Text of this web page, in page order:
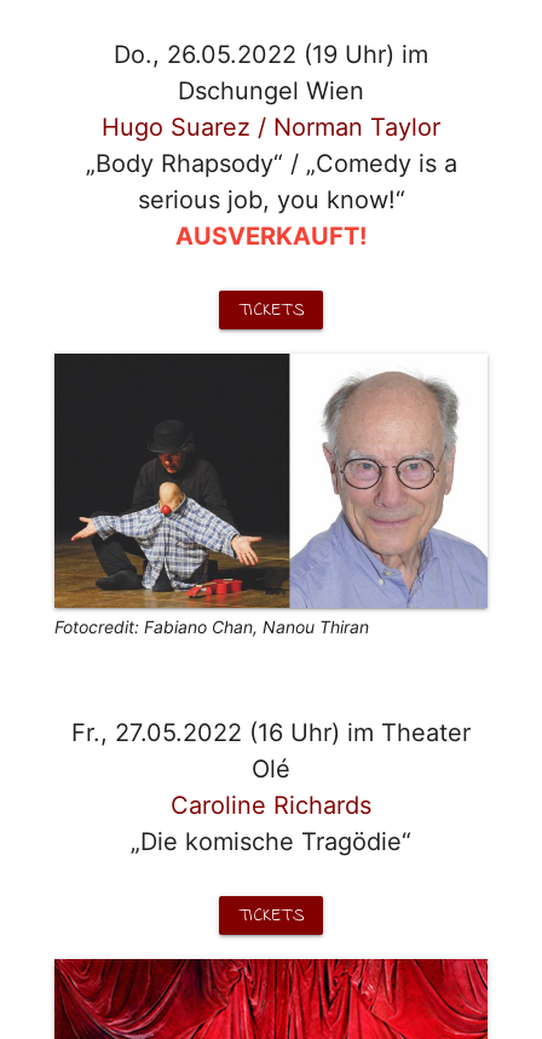
Do., 26.05.2022 (19 Uhr) im
Dschungel Wien
Hugo Suarez / Norman Taylor
„Body Rhapsody“ / „Comedy is a
serious job, you know!“
AUSVERKAUFT!
TICKETS
Fotocredit: Fabiano Chan, Nanou Thiran
Fr., 27.05.2022 (16 Uhr) im Theater
Olé
Caroline Richards
„Die komische Tragödie“
TICKETS